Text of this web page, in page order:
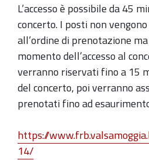
L’accesso è possibile da 45
concerto. I posti non
all’ordine di prenotazione
momento dell’accesso al
verranno riservati fino a 15
del concerto, poi verranno
prenotati fino ad
https://
14/